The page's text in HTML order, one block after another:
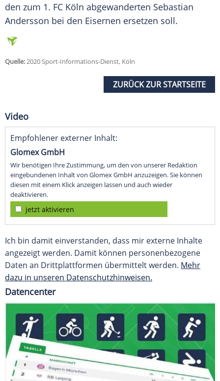
den zum 1. FC Köln abgewanderten Sebastian
Andersson bei den Eisernen ersetzen soll.
Quelle:2020 Sport-Informations-Dienst, Köln
ZURÜCK ZUR STARTSEITE
Video
Empfohlener externer Inhalt:
Glomex GmbH
Wir benötigen Ihre Zustimmung, um den von unserer Redaktion
eingebundenen Inhalt von Glomex GmbH anzuzeigen. Sie können
diesen mit einem Klick anzeigen lassen und auch wieder
deaktivieren.
jetzt aktivieren
Ich bin damit einverstanden, dass mir externe Inhalte
angezeigt werden. Damit können personenbezogene
Daten an Drittplattformen übermittelt werden. Mehr
dazu in unseren Datenschutzhinweisen.
Datencenter